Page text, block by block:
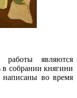
являются
собрании княгини
во время